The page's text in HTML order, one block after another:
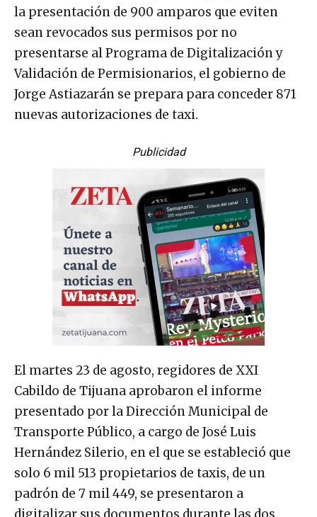
la presentación de 900 amparos que eviten
sean revocados sus permisos por no
presentarse al Programa de Digitalización y
Validación de Permisionarios, el gobierno de
Jorge Astiazarán se prepara para conceder 871
nuevas autorizaciones de taxi.
Publicidad
El martes 23 de agosto, regidores de XXI
Cabildo de Tijuana aprobaron el informe
presentado por la Dirección Municipal de
Transporte Público, a cargo de José Luis
Hernández Silerio, en el que se estableció que
solo 6 mil 513 propietarios de taxis, de un
padrón de 7 mil 449, se presentaron a